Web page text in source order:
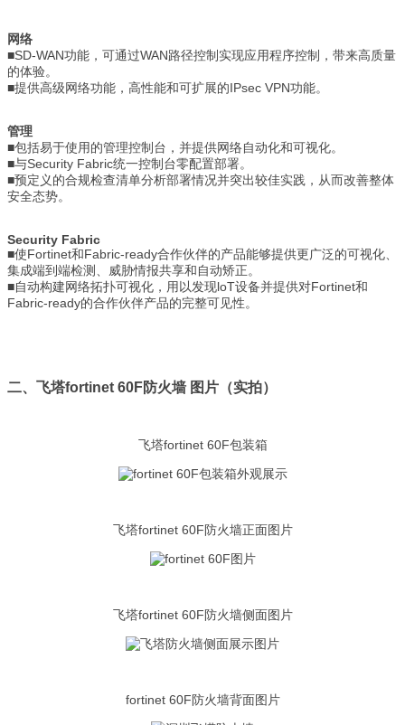
网络
■SD-WAN功能，可通过WAN路径控制实现应用程序控制，带来高质量
的体验。
■提供高级网络功能，高性能和可扩展的IPsec VPN功能。
管理
■包括易于使用的管理控制台，并提供网络自动化和可视化。
■与Security Fabric统一控制台零配置部署。
■预定义的合规检查清单分析部署情况并突出较佳实践，从而改善整体
安全态势。
Security Fabric
■使Fortinet和Fabric-ready合作伙伴的产品能够提供更广泛的可视化、
集成端到端检测、威胁情报共享和自动矫正。
■自动构建网络拓扑可视化，用以发现loT设备并提供对Fortinet和
Fabric-ready的合作伙伴产品的完整可见性。
二、飞塔fortinet 60F防火墙 图片（实拍）
飞塔fortinet 60F包装箱
飞塔fortinet 60F防火墙正面图片
飞塔fortinet 60F防火墙侧面图片
fortinet 60F防火墙背面图片